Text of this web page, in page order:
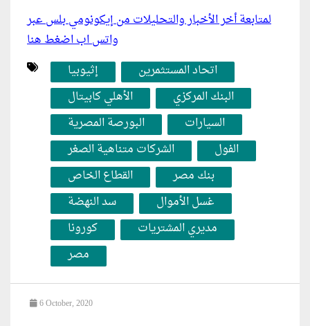
لمتابعة أخر الأخبار والتحليلات من إيكونومي بلس عبر
واتس اب اضغط هنا
إثيوبيا
اتحاد المستثمرين
الأهلي كابيتال
البنك المركزي
البورصة المصرية
السيارات
الشركات متناهية الصغر
الفول
القطاع الخاص
بنك مصر
سد النهضة
غسل الأموال
كورونا
مديري المشتريات
مصر
6 October, 2020